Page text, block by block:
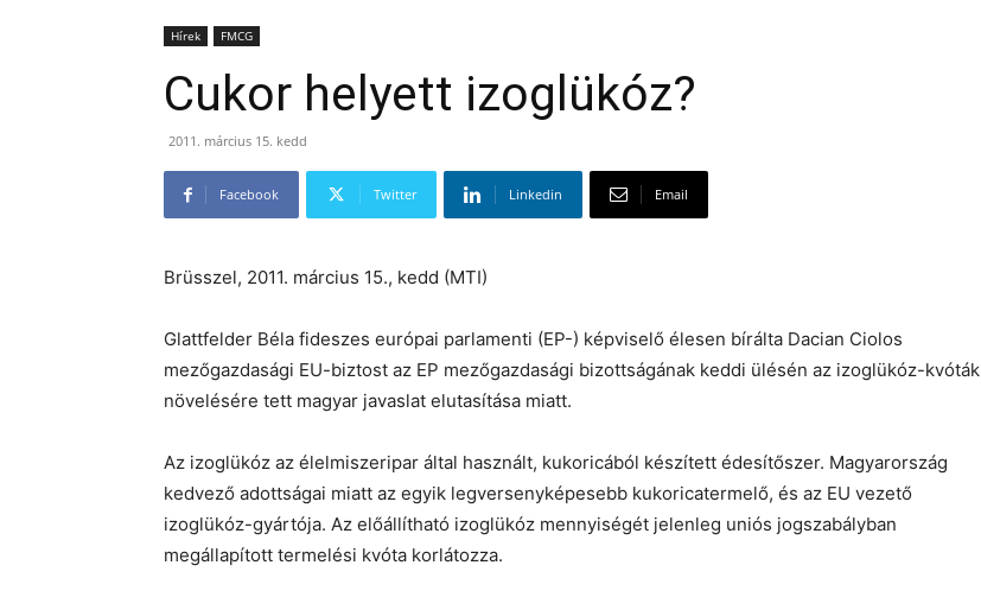
Hírek FMCG
Cukor helyett izoglükóz?
2011. március 15. kedd
Facebook Twitter Linkedin Email
Brüsszel, 2011. március 15., kedd (MTI)
Glattfelder Béla fideszes európai parlamenti (EP-) képviselő élesen bírálta Dacian Ciolos
mezőgazdasági EU-biztost az EP mezőgazdasági bizottságának keddi ülésén az izoglükóz-kvóták
növelésére tett magyar javaslat elutasítása miatt.
Az izoglükóz az élelmiszeripar által használt, kukoricából készített édesítőszer. Magyarország
kedvező adottságai miatt az egyik legversenyképesebb kukoricatermelő, és az EU vezető
izoglükóz-gyártója. Az előállítható izoglükóz mennyiségét jelenleg uniós jogszabályban
megállapított termelési kvóta korlátozza.